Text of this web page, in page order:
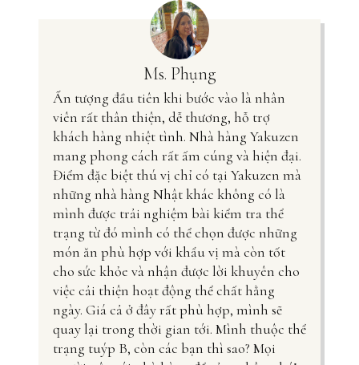
Ms. Phụng
Ấn tượng đầu tiên khi bước vào là nhân
viên rất thân thiện, dễ thương, hỗ trợ
khách hàng nhiệt tình. Nhà hàng Yakuzen
mang phong cách rất ấm cúng và hiện đại.
Điểm đặc biệt thú vị chỉ có tại Yakuzen mà
những nhà hàng Nhật khác không có là
mình được trải nghiệm bài kiểm tra thể
trạng từ đó mình có thể chọn được những
món ăn phù hợp với khẩu vị mà còn tốt
cho sức khỏe và nhận được lời khuyên cho
việc cải thiện hoạt động thể chất hằng
ngày. Giá cả ở đây rất phù hợp, mình sẽ
quay lại trong thời gian tới. Mình thuộc thể
trạng tuýp B, còn các bạn thì sao? Mọi